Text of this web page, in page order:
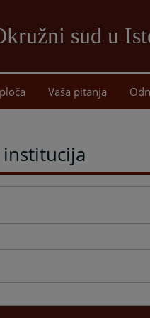
sud u
Vaša pitanja